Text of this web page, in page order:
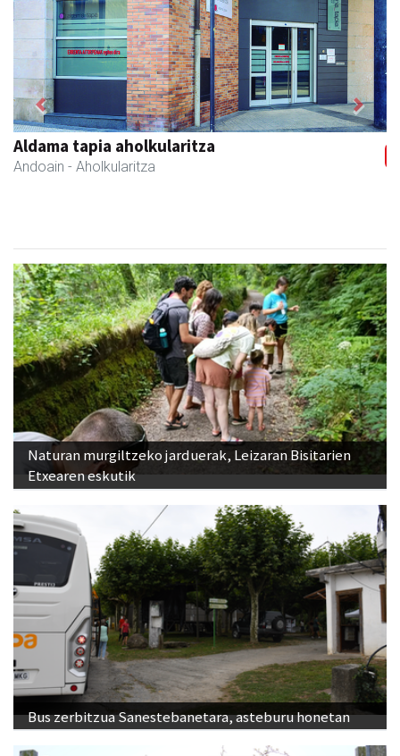
Mendi autoeskola
Andoain - Autoeskolak
Previous Next
Naturan murgiltzeko jarduerak, Leizaran Bisitarien
Etxearen eskutik
Bus zerbitzua Sanestebanetara, asteburu honetan